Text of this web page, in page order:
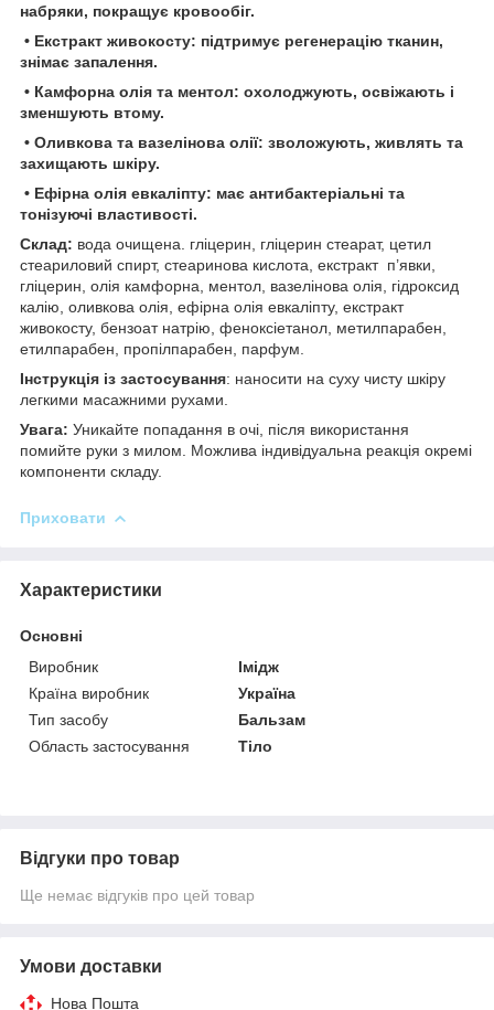
набряки, покращує кровообіг.
• Екстракт живокосту: підтримує регенерацію тканин,
знімає запалення.
• Камфорна олія та ментол: охолоджують, освіжають і
зменшують втому.
• Оливкова та вазелінова олії: зволожують, живлять та
захищають шкіру.
• Ефірна олія евкаліпту: має антибактеріальні та
тонізуючі властивості.
Склад: вода очищена. гліцерин, гліцерин стеарат, цетил
стеариловий спирт, стеаринова кислота, екстракт п’явки,
гліцерин, олія камфорна, ментол, вазелінова олія, гідроксид
калію, оливкова олія, ефірна олія евкаліпту, екстракт
живокосту, бензоат натрію, феноксіетанол, метилпарабен,
етилпарабен, пропілпарабен, парфум.
Інструкція із застосування: наносити на суху чисту шкіру
легкими масажними рухами.
Увага: Уникайте попадання в очі, після використання
помийте руки з милом. Можлива індивідуальна реакція окремі
компоненти складу.
Приховати
Характеристики
Основні
Виробник
Імідж
Країна виробник
Україна
Тип засобу
Бальзам
Область застосування
Тіло
Відгуки про товар
Ще немає відгуків про цей товар
Умови доставки
Нова Пошта